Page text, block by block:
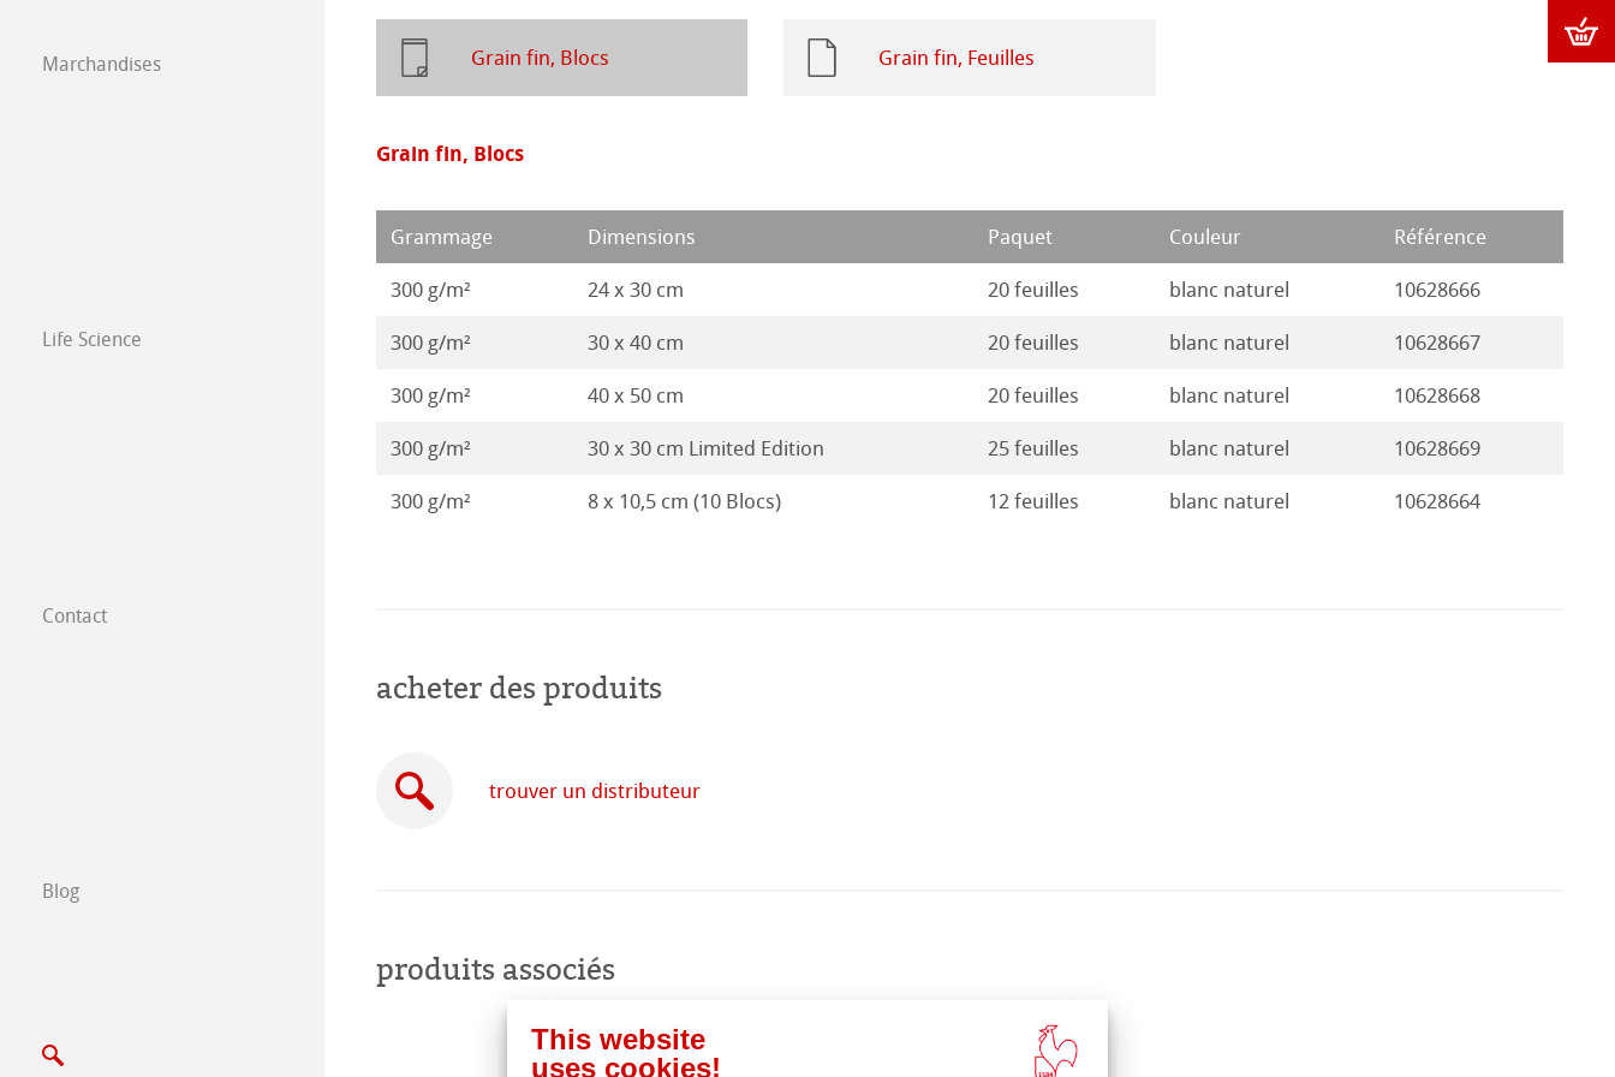
Papier á dessin Stella
Illustrations 2018
Illustrations 2017
Illustrations 2016
Marchandises
Life Science
Contact
Trouver nos produits
Certified Studios
Blog
Grain fin, Blocs Grain fin, Feuilles
Grain fin, Blocs
Grammage Dimensions Paquet Couleur Référence
300 g/m² 24 x 30 cm 20 feuilles blanc naturel 10628666
300 g/m² 30 x 40 cm 20 feuilles blanc naturel 10628667
300 g/m² 40 x 50 cm 20 feuilles blanc naturel 10628668
300 g/m² 30 x 30 cm Limited Edition 25 feuilles blanc naturel 10628669
300 g/m² 8 x 10,5 cm (10 Blocs) 12 feuilles blanc naturel 10628664
acheter des produits
trouver un distributeur
produits associés
This website
uses cookies!